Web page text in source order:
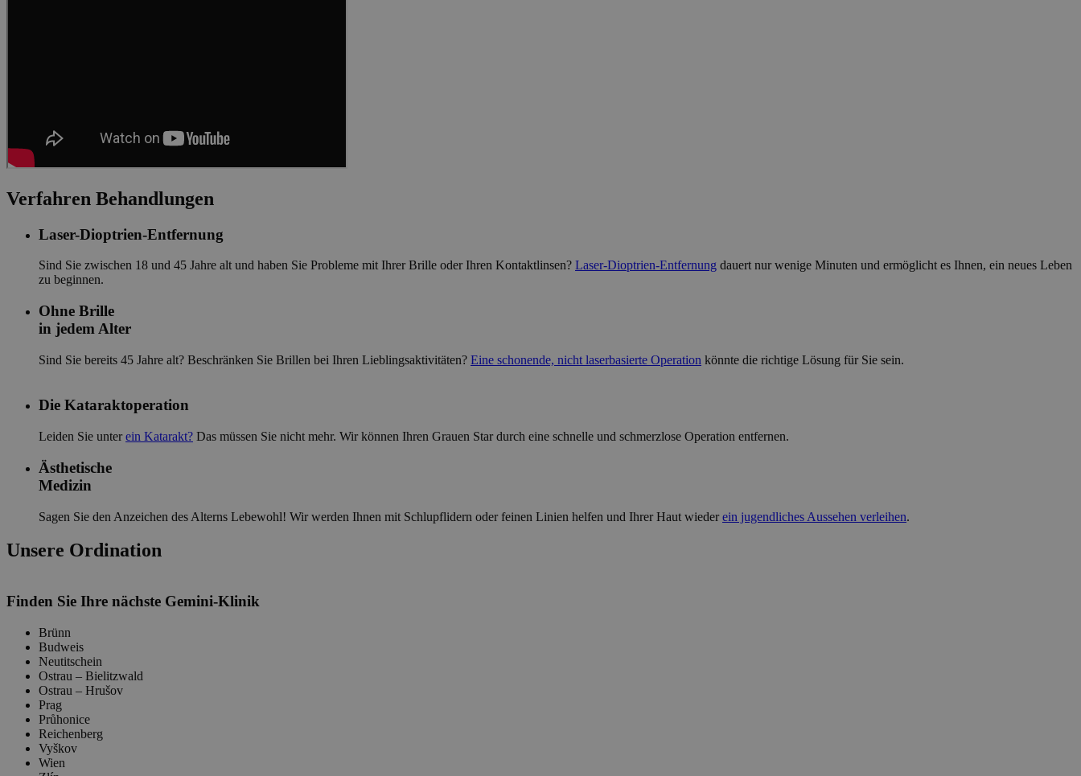
Verfahren Behandlungen
Laser-Dioptrien-Entfernung
Sind Sie zwischen 18 und 45 Jahre alt und haben Sie Probleme mit Ihrer Brille oder Ihren Kontaktlinsen? Laser-Dioptrien-Entfernung dauert nur wenige Minuten und ermöglicht es Ihnen, ein neues Leben
zu beginnen.
Ohne Brille
in jedem Alter
Sind Sie bereits 45 Jahre alt? Beschränken Sie Brillen bei Ihren Lieblingsaktivitäten? Eine schonende, nicht laserbasierte Operation könnte die richtige Lösung für Sie sein.
Die Kataraktoperation
Leiden Sie unterein Katarakt? Das müssen Sie nicht mehr. Wir können Ihren Grauen Star durch eine schnelle und schmerzlose Operation entfernen.
Ästhetische
Medizin
Sagen Sie den Anzeichen des Alterns Lebewohl! Wir werden Ihnen mit Schlupflidern oder feinen Linien helfen und Ihrer Haut wiederein jugendliches Aussehen verleihen.
Unsere Ordination
Finden Sie Ihre nächste Gemini-Klinik
Brünn
Budweis
Neutitschein
Ostrau – Bielitzwald
Ostrau – Hrušov
Prag
Průhonice
Reichenberg
Vyškov
Wien